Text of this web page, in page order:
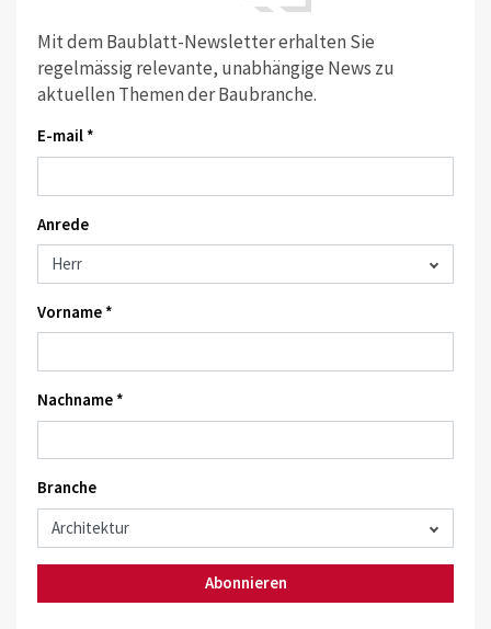
Mit dem Baublatt-Newsletter erhalten Sie
regelmässig relevante, unabhängige News zu
aktuellen Themen der Baubranche.
E-mail *
Anrede
Vorname *
Nachname *
Branche
Abonnieren